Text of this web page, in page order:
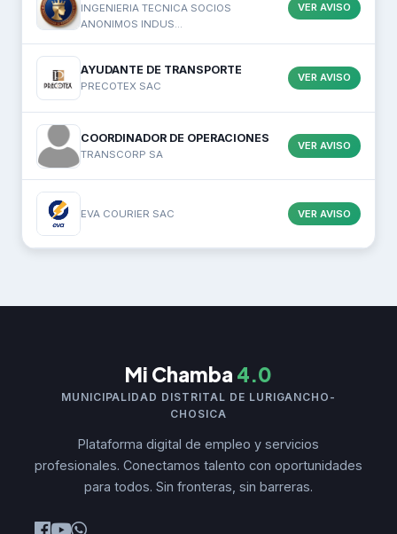
INGENIERIA TECNICA SOCIOS
ANONIMOS INDUS...
VER AVISO
AYUDANTE DE TRANSPORTE
PRECOTEX SAC
VER AVISO
COORDINADOR DE OPERACIONES
TRANSCORP SA
VER AVISO
EVA COURIER SAC VER AVISO
Mi Chamba 4.0
MUNICIPALIDAD DISTRITAL DE LURIGANCHO-
CHOSICA
Plataforma digital de empleo y servicios
profesionales. Conectamos talento con oportunidades
para todos. Sin fronteras, sin barreras.